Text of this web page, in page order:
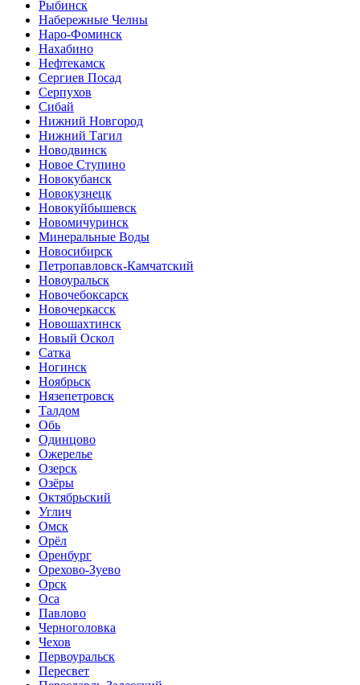
Рыбинск
Набережные Челны
Наро-Фоминск
Нахабино
Нефтекамск
Сергиев Посад
Серпухов
Сибай
Нижний Новгород
Нижний Тагил
Новодвинск
Новое Ступино
Новокубанск
Новокузнецк
Новокуйбышевск
Новомичуринск
Минеральные Воды
Новосибирск
Петропавловск-Камчатский
Новоуральск
Новочебоксарск
Новочеркасск
Новошахтинск
Новый Оскол
Сатка
Ногинск
Ноябрьск
Нязепетровск
Талдом
Обь
Одинцово
Ожерелье
Озерск
Озёры
Октябрьский
Углич
Омск
Орёл
Оренбург
Орехово-Зуево
Орск
Оса
Павлово
Черноголовка
Чехов
Первоуральск
Пересвет